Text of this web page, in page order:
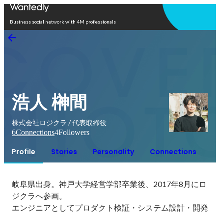
Business social network with 4M professionals
浩人 榊間
株式会社ロジクラ / 代表取締役
6Connections4Followers
Profile Stories Personality Connections
岐阜県出身。神戸大学経営学部卒業後、2017年8月にロ
ジクラへ参画。
エンジニアとしてプロダクト検証・システム設計・開発